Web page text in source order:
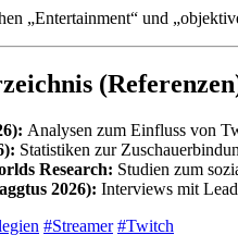
„Entertainment“ und
Analysen zum Einfluss von
Statistiken zur
Research: Studien zum
2026): Interviews mit
#Streamer #Twitch